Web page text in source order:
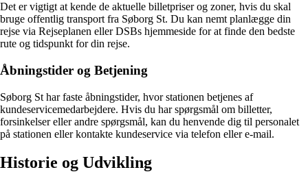
Det er vigtigt at kende de aktuelle billetpriser og zoner, hvis du skal
bruge offentlig transport fra Søborg St. Du kan nemt planlægge din
rejse via Rejseplanen eller DSBs hjemmeside for at finde den bedste
rute og tidspunkt for din rejse.
Åbningstider og Betjening
Søborg St har faste åbningstider, hvor stationen betjenes af
kundeservicemedarbejdere. Hvis du har spørgsmål om billetter,
forsinkelser eller andre spørgsmål, kan du henvende dig til personalet
på stationen eller kontakte kundeservice via telefon eller e-mail.
Historie og Udvikling